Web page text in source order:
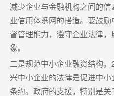
减少企业与金融机构之间的
业信用体系网的搭造。要鼓
督管理能力，遵守企业法律
象。
二是规范中小企业融资结构
兴中小企业的法律是促进中
条约。政府的支援，特别是